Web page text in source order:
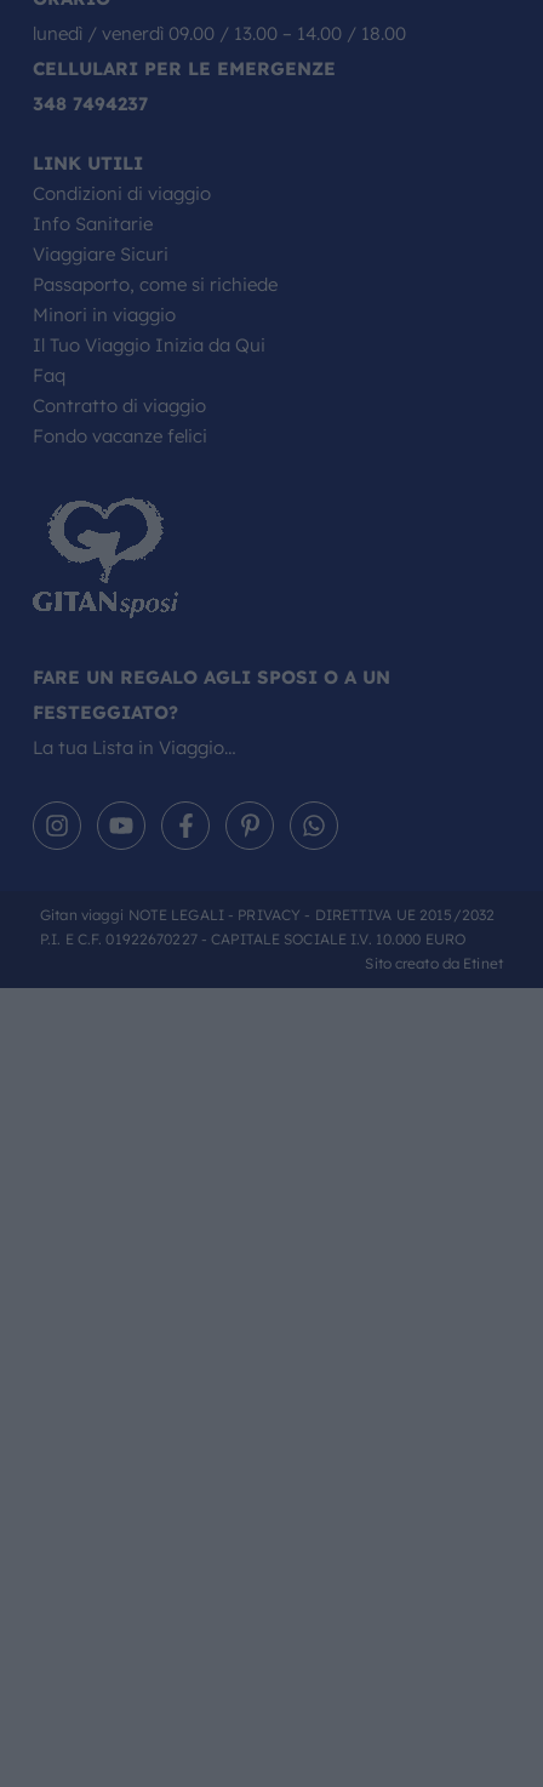
lunedì / venerdì 09.00 / 13.00 – 14.00 / 18.00
CELLULARI PER LE EMERGENZE
348 7494237
LINK UTILI
Condizioni di viaggio
Info Sanitarie
Viaggiare Sicuri
Passaporto, come si richiede
Minori in viaggio
Il Tuo Viaggio Inizia da Qui
Faq
Contratto di viaggio
Fondo vacanze felici
FARE UN REGALO AGLI SPOSI O A UN
FESTEGGIATO?
La tua Lista in Viaggio…
Gitan viaggi NOTE LEGALI- PRIVACY - DIRETTIVA UE 2015/2032
P.I. E C.F. 01922670227 - CAPITALE SOCIALE I.V. 10.000 EURO
Sito creato da Etinet